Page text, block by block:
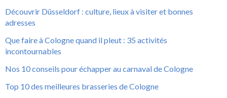
Découvrir Düsseldorf : culture, lieux à visiter et bonnes
adresses
Que faire à Cologne quand il pleut : 35 activités
incontournables
Nos 10 conseils pour échapper au carnaval de Cologne
Top 10 des meilleures brasseries de Cologne